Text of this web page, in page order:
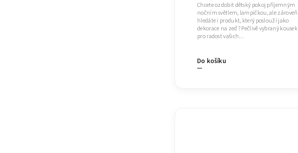
Do košíku
Chcete ozdobit dětský pokoj příjemným
nočním světlem, lampičkou, ale zároveň
hledáte i produkt, který poslouží jako
dekorace na zeď ? Pečlivě vybraný kousek
pro radost vašich...